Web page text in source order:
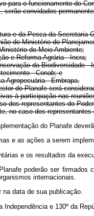
para o funcionamento do
serão convidados
e da Pesca da Secretaria-
do Ministério do
do Meio Ambiente;
e Reforma Agrária - Incra;
da Biodiversidade -
- Conab; e
Agropecuária - Embrapa.
do Planafe será
à participação nas
dos representantes do
no caso dos
do Planafe
e as ações a serem
e os resultados da
poderão ser
internacionais.
data de sua publicação.
e 130º da